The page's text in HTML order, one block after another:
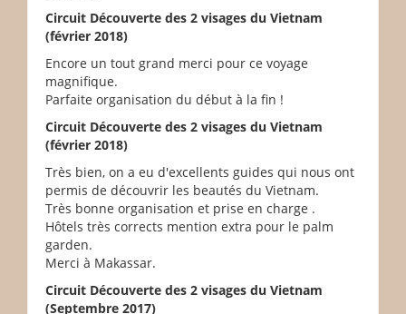
Circuit Découverte des 2 visages du Vietnam
(février 2018)
Encore un tout grand merci pour ce voyage
magnifique.
Parfaite organisation du début à la fin !
Circuit Découverte des 2 visages du Vietnam
(février 2018)
Très bien, on a eu d'excellents guides qui nous ont
permis de découvrir les beautés du Vietnam.
Très bonne organisation et prise en charge .
Hôtels très corrects mention extra pour le palm
garden.
Merci à Makassar.
Circuit Découverte des 2 visages du Vietnam
(Septembre 2017)